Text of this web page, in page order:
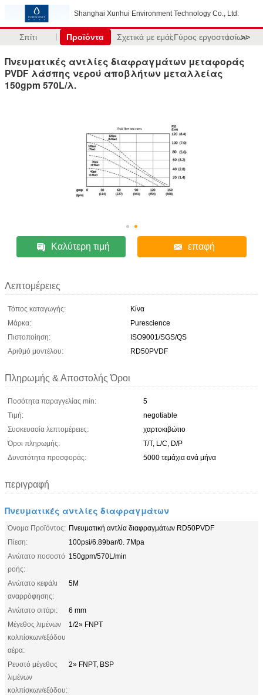
Shanghai Xunhui Environment Technology Co., Ltd.
Σπίτι Προϊόντα Σχετικά με εμάςΓύρος εργοστασίων
>>
Πνευματικές αντλίες διαφραγμάτων μεταφοράς
PVDF λάσπης νερού αποβλήτων μεταλλείας
150gpm 570L/λ.
Καλύτερη τιμή επαφή
Λεπτομέρειες
Τόπος καταγωγής:
Κίνα
Μάρκα:
Purescience
Πιστοποίηση:
ISO9001/SGS/QS
Αριθμό μοντέλου:
RD50PVDF
Πληρωμής & Αποστολής Όροι
Ποσότητα παραγγελίας min:
5
Τιμή:
negotiable
Συσκευασία λεπτομέρειες:
χαρτοκιβώτιο
Όροι πληρωμής:
T/T, L/C, D/P
Δυνατότητα προσφοράς:
5000 τεμάχια ανά μήνα
περιγραφή
Πνευματικές αντλίες διαφραγμάτων
Όνομα Προϊόντος: Πνευματική αντλία διαφραγμάτων RD50PVDF
Πίεση:
100psi/6.89bar/0. 7Mpa
Ανώτατο ποσοστό
ροής:
150gpm/570L/min
Ανώτατο κεφάλι
αναρρόφησης:
5M
Ανώτατο σιτάρι:
6 mm
Μέγεθος λιμένων
κολπίσκων/εξόδου
αέρα:
1/2» FNPT
Ρευστό μέγεθος
λιμένων
κολπίσκων/εξόδου:
2» FNPT, BSP